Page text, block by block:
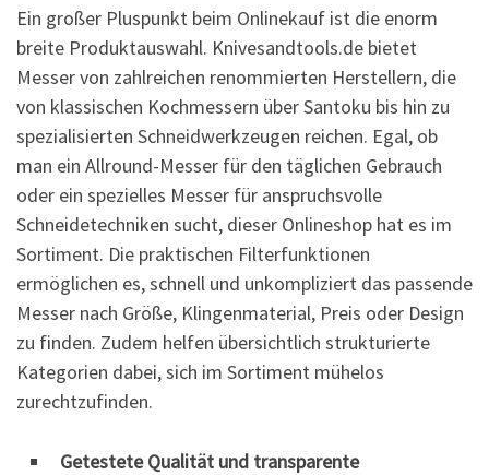
Ein großer Pluspunkt beim Onlinekauf ist die enorm
breite Produktauswahl. Knivesandtools.de bietet
Messer von zahlreichen renommierten Herstellern, die
von klassischen Kochmessern über Santoku bis hin zu
spezialisierten Schneidwerkzeugen reichen. Egal, ob
man ein Allround-Messer für den täglichen Gebrauch
oder ein spezielles Messer für anspruchsvolle
Schneidetechniken sucht, dieser Onlineshop hat es im
Sortiment. Die praktischen Filterfunktionen
ermöglichen es, schnell und unkompliziert das passende
Messer nach Größe, Klingenmaterial, Preis oder Design
zu finden. Zudem helfen übersichtlich strukturierte
Kategorien dabei, sich im Sortiment mühelos
zurechtzufinden.
Getestete Qualität und transparente